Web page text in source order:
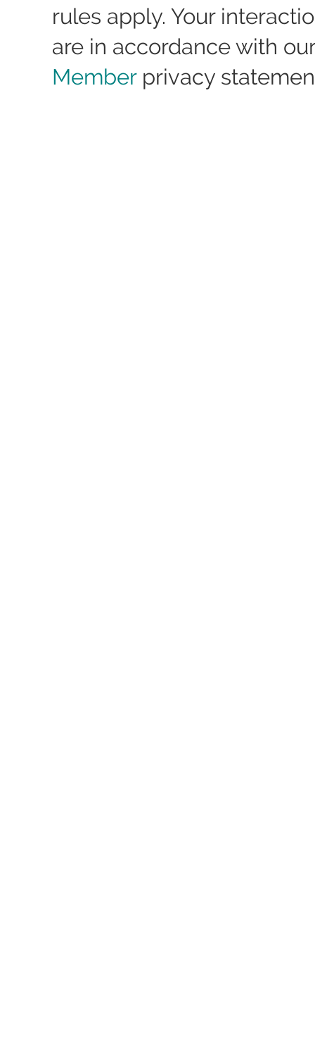
rules apply. Your
are in accordance with
Memberprivacy